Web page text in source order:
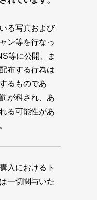
る写真および
ン等を行なっ
等に公開、ま
布する行為は
るものであ
が科され、あ
る可能性があ
入におけるト
一切関与いた